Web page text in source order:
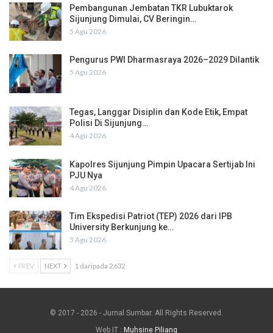
Pembangunan Jembatan TKR Lubuktarok
Sijunjung Dimulai, CV Beringin…
5 Agu 2026
Pengurus PWI Dharmasraya 2026–2029 Dilantik
5 Agu 2026
Tegas, Langgar Disiplin dan Kode Etik, Empat
Polisi Di Sijunjung…
4 Agu 2026
Kapolres Sijunjung Pimpin Upacara Sertijab Ini
PJU Nya
4 Agu 2026
Tim Ekspedisi Patriot (TEP) 2026 dari IPB
University Berkunjung ke…
3 Agu 2026
PREV NEXT 1 daripada 2,632
© 2017 - 2026 - Jurnal Sumbar. All Rights Reserved.
Web IT : Muhsine Piliang